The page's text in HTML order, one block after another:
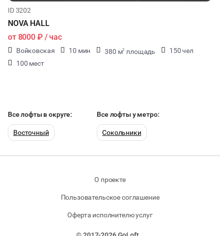
ID 3202
NOVA HALL
от 8000 ₽/ час
Войковская 10 мин 380 м2 площадь
150 чел
100 мест
Все лофты в округе:
Восточный
Все лофты у метро:
Сокольники
О проекте
Пользовательское соглашение
Оферта исполнителю услуг